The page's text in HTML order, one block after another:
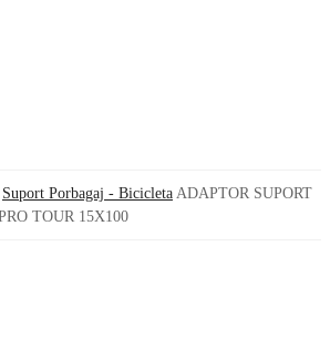
Suport Porbagaj - Bicicleta ADAPTOR SUPORT
TOUR 15X100